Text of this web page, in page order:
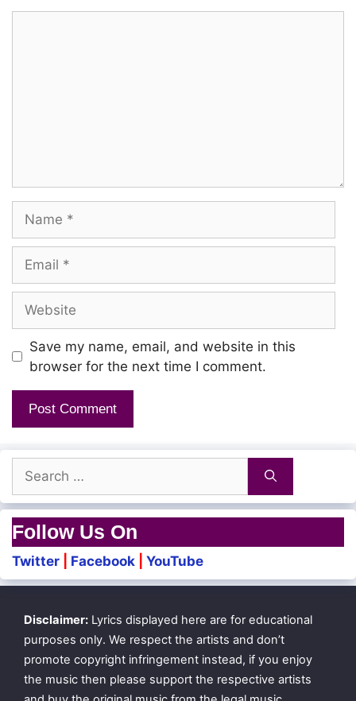
Save my name, email, and website in this
browser for the next time I comment.
for:
Follow Us On
Twitter Facebook YouTube
Disclaimer: Lyrics displayed here are for educational
purposes only. We respect the artists and don’t
promote copyright infringement instead, if you enjoy
the music then please support the respective artists